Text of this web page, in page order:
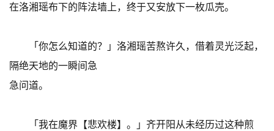
在洛湘瑶布下的阵法墙上，终于又安放下一枚瓜壳。
「你怎么知道的？」洛湘瑶苦熬许久，借着灵光泛起，
隔绝天地的一瞬间急
急问道。
「我在魔界【悲欢楼】。」齐开阳从未经历过这种煎